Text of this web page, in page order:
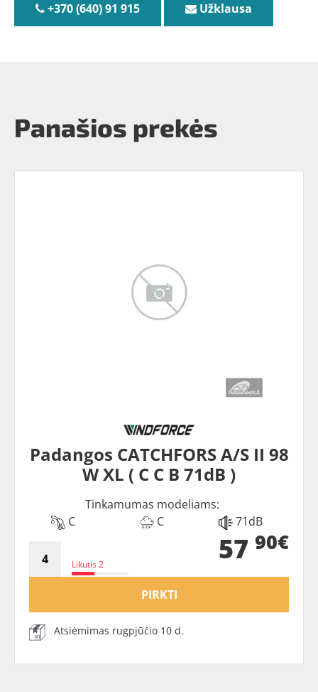
+370 (640) 91 915 Užklausa
Panašios prekės
Padangos CATCHFORS A/S II 98
W XL ( C C B 71dB )
Tinkamumas modeliams:
C
C 71dB
Likutis 2 57 90€
PIRKTI
Atsiėmimas rugpjūčio 10 d.